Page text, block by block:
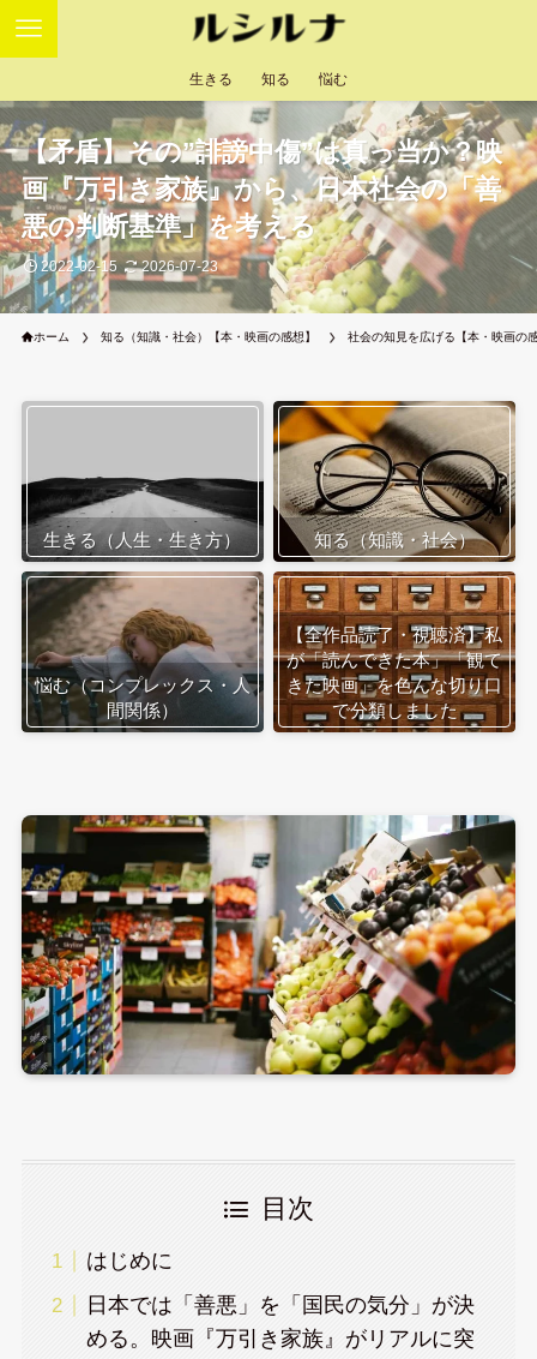
生きる 知る 悩む
【矛盾】その”誹謗中傷”は真っ当か？映
画『万引き家族』から、日本社会の「善
悪の判断基準」を考える
2022-02-15 2026-07-23
ホーム 知る（知識・社会）【本・映画の感想】 社会の知見を広げる【本・映画の
生きる（人生・生き方） 知る（知識・社会）
悩む（コンプレックス・人
間関係）
【全作品読了・視聴済】私
が「読んできた本」「観て
きた映画」を色んな切り口
で分類しました
目次
はじめに
日本では「善悪」を「国民の気分」が決
める。映画『万引き家族』がリアルに突